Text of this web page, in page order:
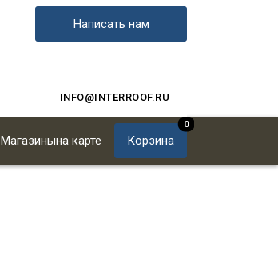
Написать нам
INFO@INTERROOF.RU
Магазинына карте Корзина
0